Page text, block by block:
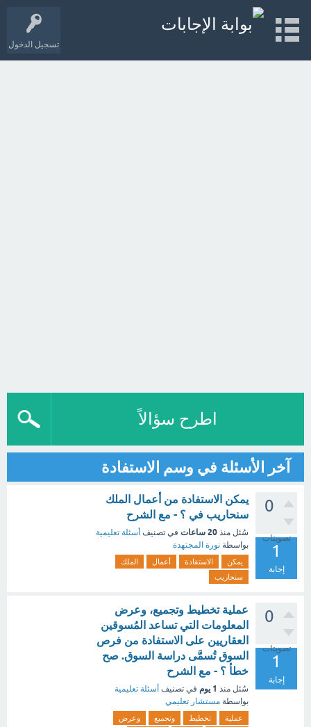
تسجيل الدخول
اطرح سؤالاً
آخر الأسئلة في وسم الاستفادة
0
تصويتات
1
إجابة
يمكن الاستفادة من أعمال الملك
سنحاريب في ؟ - مع الشرح
سُئل منذ 20 ساعات في تصنيف أسئلة تعليمية
بواسطة نورة المجتهدة
يمكن الاستفادة أعمال
الملك
سنحاريب
0
تصويتات
1
إجابة
عملية تخطيط وتجميع، وعرض
المعلومات التي تساعد المُسوقين
العقاريين على الاستفادة من فرص
السوق تُسمَّى دراسة السوق. صح
خطأ ؟ - مع الشرح
سُئل منذ 1 يوم في تصنيف أسئلة تعليمية
بواسطة مستشار تعليمي
عملية تخطيط وتجميع
وعرض